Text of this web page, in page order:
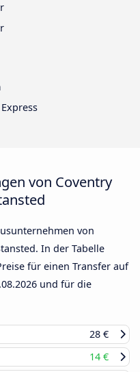
von Coventry
von
In der Tabelle
für einen Transfer auf
und für die
28 €
14 €